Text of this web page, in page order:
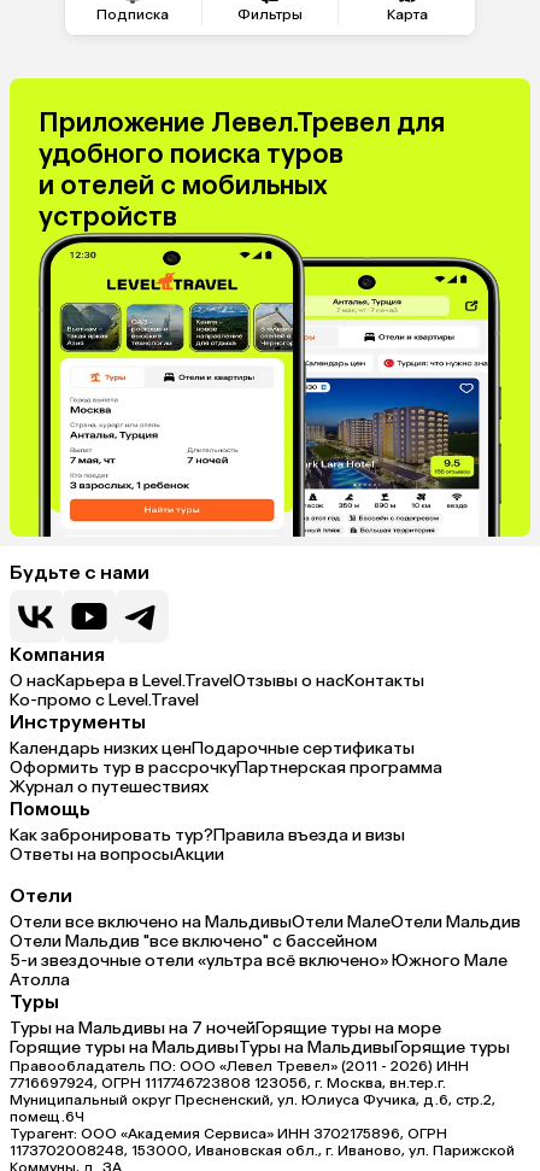
Подписка Фильтры Карта
Приложение Левел.Тревел для
удобного поиска туров
и отелей с мобильных
устройств
Будьте с нами
Компания
О насКарьера в Level.TravelОтзывы о насКонтакты
Ко-промо с Level.Travel
Инструменты
Календарь низких ценПодарочные сертификаты
Оформить тур в рассрочкуПартнерская программа
Журнал о путешествиях
Помощь
Как забронировать тур?Правила въезда и визы
Ответы на вопросыАкции
Отели
Отели все включено на МальдивыОтели МалеОтели Мальдив
Отели Мальдив "все включено" с бассейном
5-и звездочные отели «ультра всё включено» Южного Мале
Атолла
Туры
Туры на Мальдивы на 7 ночейГорящие туры на море
Горящие туры на МальдивыТуры на МальдивыГорящие туры
Правообладатель ПО: ООО «Левел Тревел» (2011 - 2026) ИНН
7716697924, ОГРН 1117746723808 123056, г. Москва, вн.тер.г.
Муниципальный округ Пресненский, ул. Юлиуса Фучика, д.6, стр.2,
помещ.6Ч
Турагент: ООО «Академия Сервиса» ИНН 3702175896, ОГРН
1173702008248, 153000, Ивановская обл., г. Иваново, ул. Парижской
Коммуны, д. ЗА